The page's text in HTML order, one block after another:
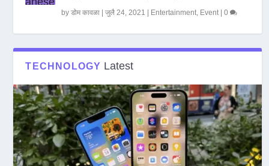
byडोम कावळा |जुलै 24, 2021 Entertainment, Event|0
TECHNOLOGY Latest